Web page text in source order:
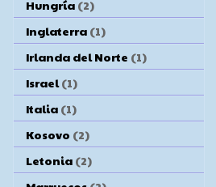
Hungría (2)
Inglaterra (1)
Irlanda del Norte (1)
Israel (1)
Italia (1)
Kosovo (2)
Letonia (2)